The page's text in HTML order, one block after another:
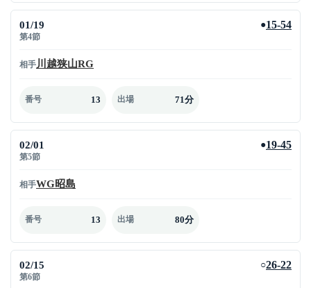
01/19
第4節
●15-54
相手 川越狭山RG
番号 13 出場 71分
02/01
第5節
●19-45
相手WG昭島
番号 13 出場 80分
02/15
第6節
○26-22